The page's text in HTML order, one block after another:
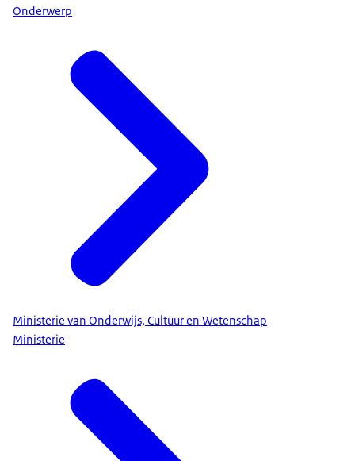
Onderwerp
Ministerie van Onderwijs, Cultuur en Wetenschap
Ministerie